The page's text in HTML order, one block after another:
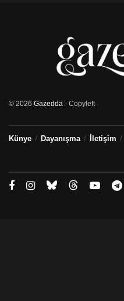
© 2026 Gazedda - Copyleft
Künye Dayanışma İletişim